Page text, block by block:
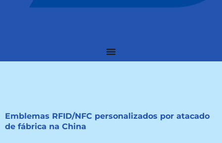
Emblemas RFID/NFC personalizados por atacado
de fábrica na China